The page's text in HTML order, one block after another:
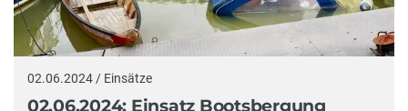
02.06.2024 / Einsätze
02.06.2024: Einsatz Bootsbergung